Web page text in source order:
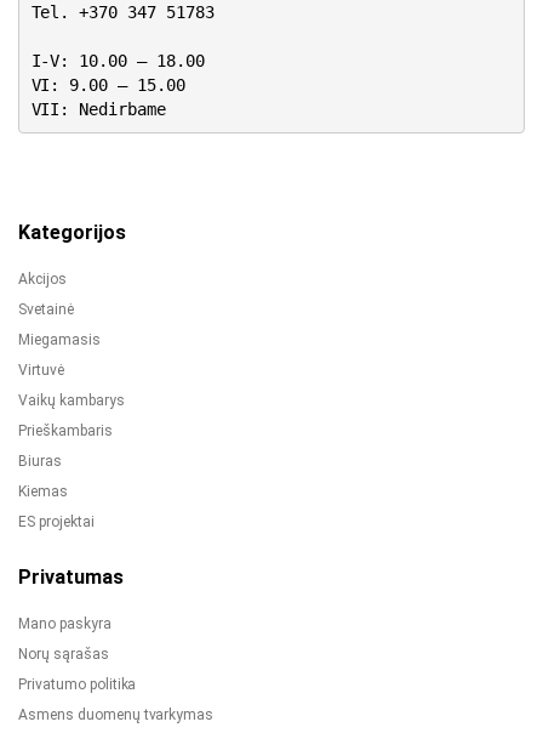
Tel. +370 347 51783
I-V: 10.00 – 18.00
VI: 9.00 – 15.00
VII: Nedirbame
Kategorijos
Akcijos
Svetainė
Miegamasis
Virtuvė
Vaikų kambarys
Prieškambaris
Biuras
Kiemas
ES projektai
Privatumas
Mano paskyra
Norų sąrašas
Privatumo politika
Asmens duomenų tvarkymas